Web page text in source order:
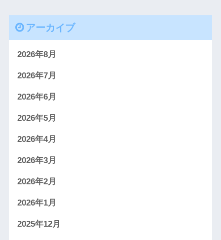
アーカイブ
2026年8月
2026年7月
2026年6月
2026年5月
2026年4月
2026年3月
2026年2月
2026年1月
2025年12月